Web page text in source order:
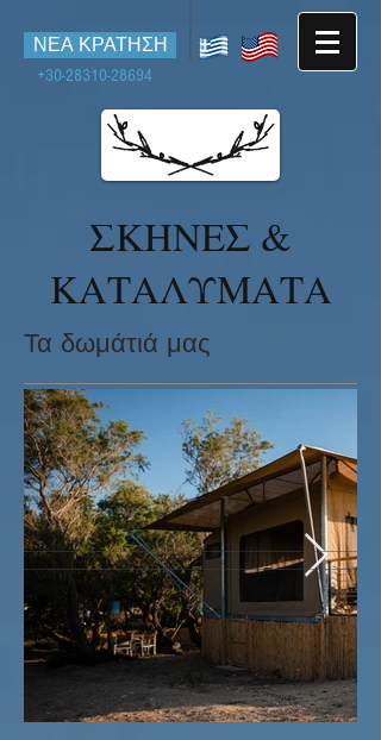
ΝΕΑ ΚΡΑΤΗΣΗ
+30-28310-28694
ΣΚΗΝΕΣ &
ΚΑΤΑΛΥΜΑΤΑ
Τα δωμάτιά μας